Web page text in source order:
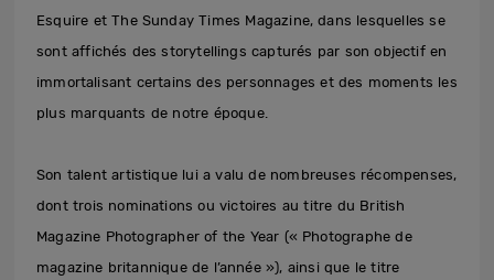
Esquire et The Sunday Times Magazine, dans lesquelles se
sont affichés des storytellings capturés par son objectif en
immortalisant certains des personnages et des moments les
plus marquants de notre époque.
Son talent artistique lui a valu de nombreuses récompenses,
dont trois nominations ou victoires au titre du British
Magazine Photographer of the Year (« Photographe de
magazine britannique de l’année »), ainsi que le titre